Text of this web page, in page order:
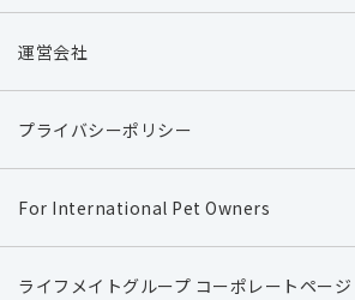
運営会社
プライバシーポリシー
For International Pet Owners
ライフメイトグループ コーポレートページ